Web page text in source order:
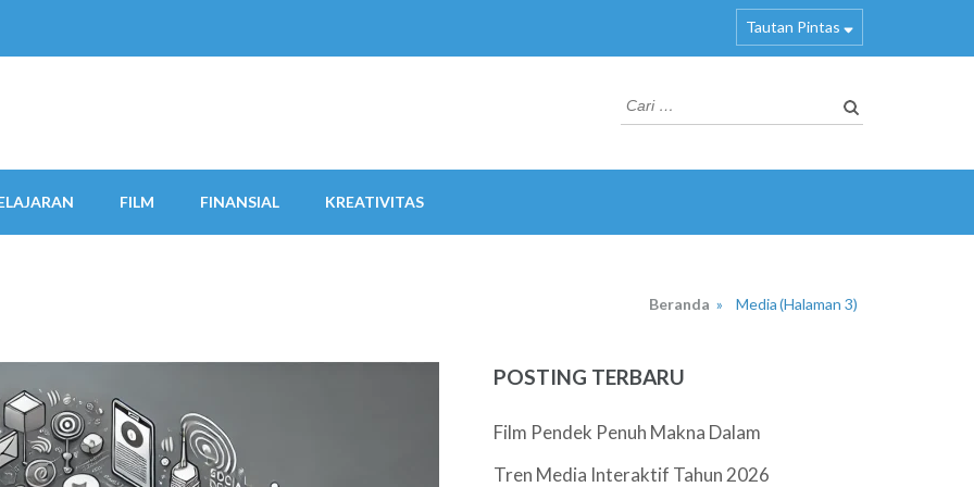
Tautan Pintas
Cari
untuk:
FILM FINANSIAL KREATIVITAS
Beranda » Media(Halaman 3)
POSTING TERBARU
Film Pendek Penuh Makna Dalam
Tren Media Interaktif Tahun 2026